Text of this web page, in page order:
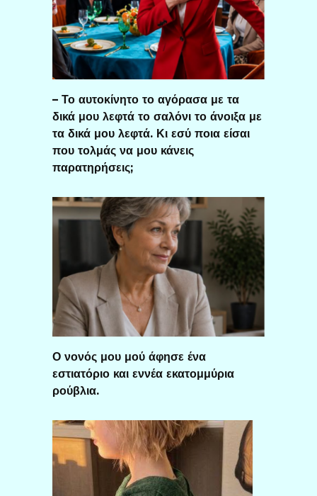
– Το αυτοκίνητο το αγόρασα με τα
δικά μου λεφτά το σαλόνι το άνοιξα με
τα δικά μου λεφτά. Κι εσύ ποια είσαι
που τολμάς να μου κάνεις
παρατηρήσεις;
Ο νονός μου μού άφησε ένα
εστιατόριο και εννέα εκατομμύρια
ρούβλια.